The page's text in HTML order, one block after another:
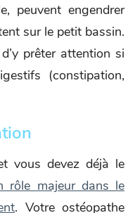
peuvent engendrer
sur le petit bassin.
prêter attention si
(constipation,
vous devez déjà le
rôle majeur dans le
. Votre ostéopathe